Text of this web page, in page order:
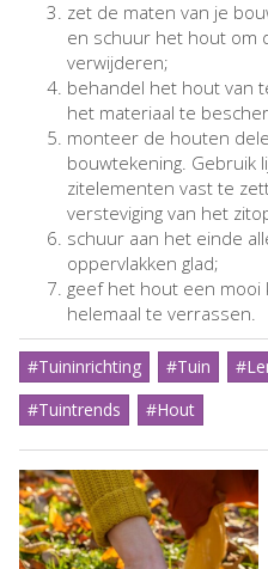
zet de maten van je
en schuur het hout om
verwijderen;
behandel het hout van
het materiaal te
monteer de houten
bouwtekening. Gebruik
zitelementen vast te
versteviging van het
schuur aan het einde
oppervlakken glad;
geef het hout een
helemaal te verrassen.
#Tuininrichting #Tuin
#Tuintrends
#Hout